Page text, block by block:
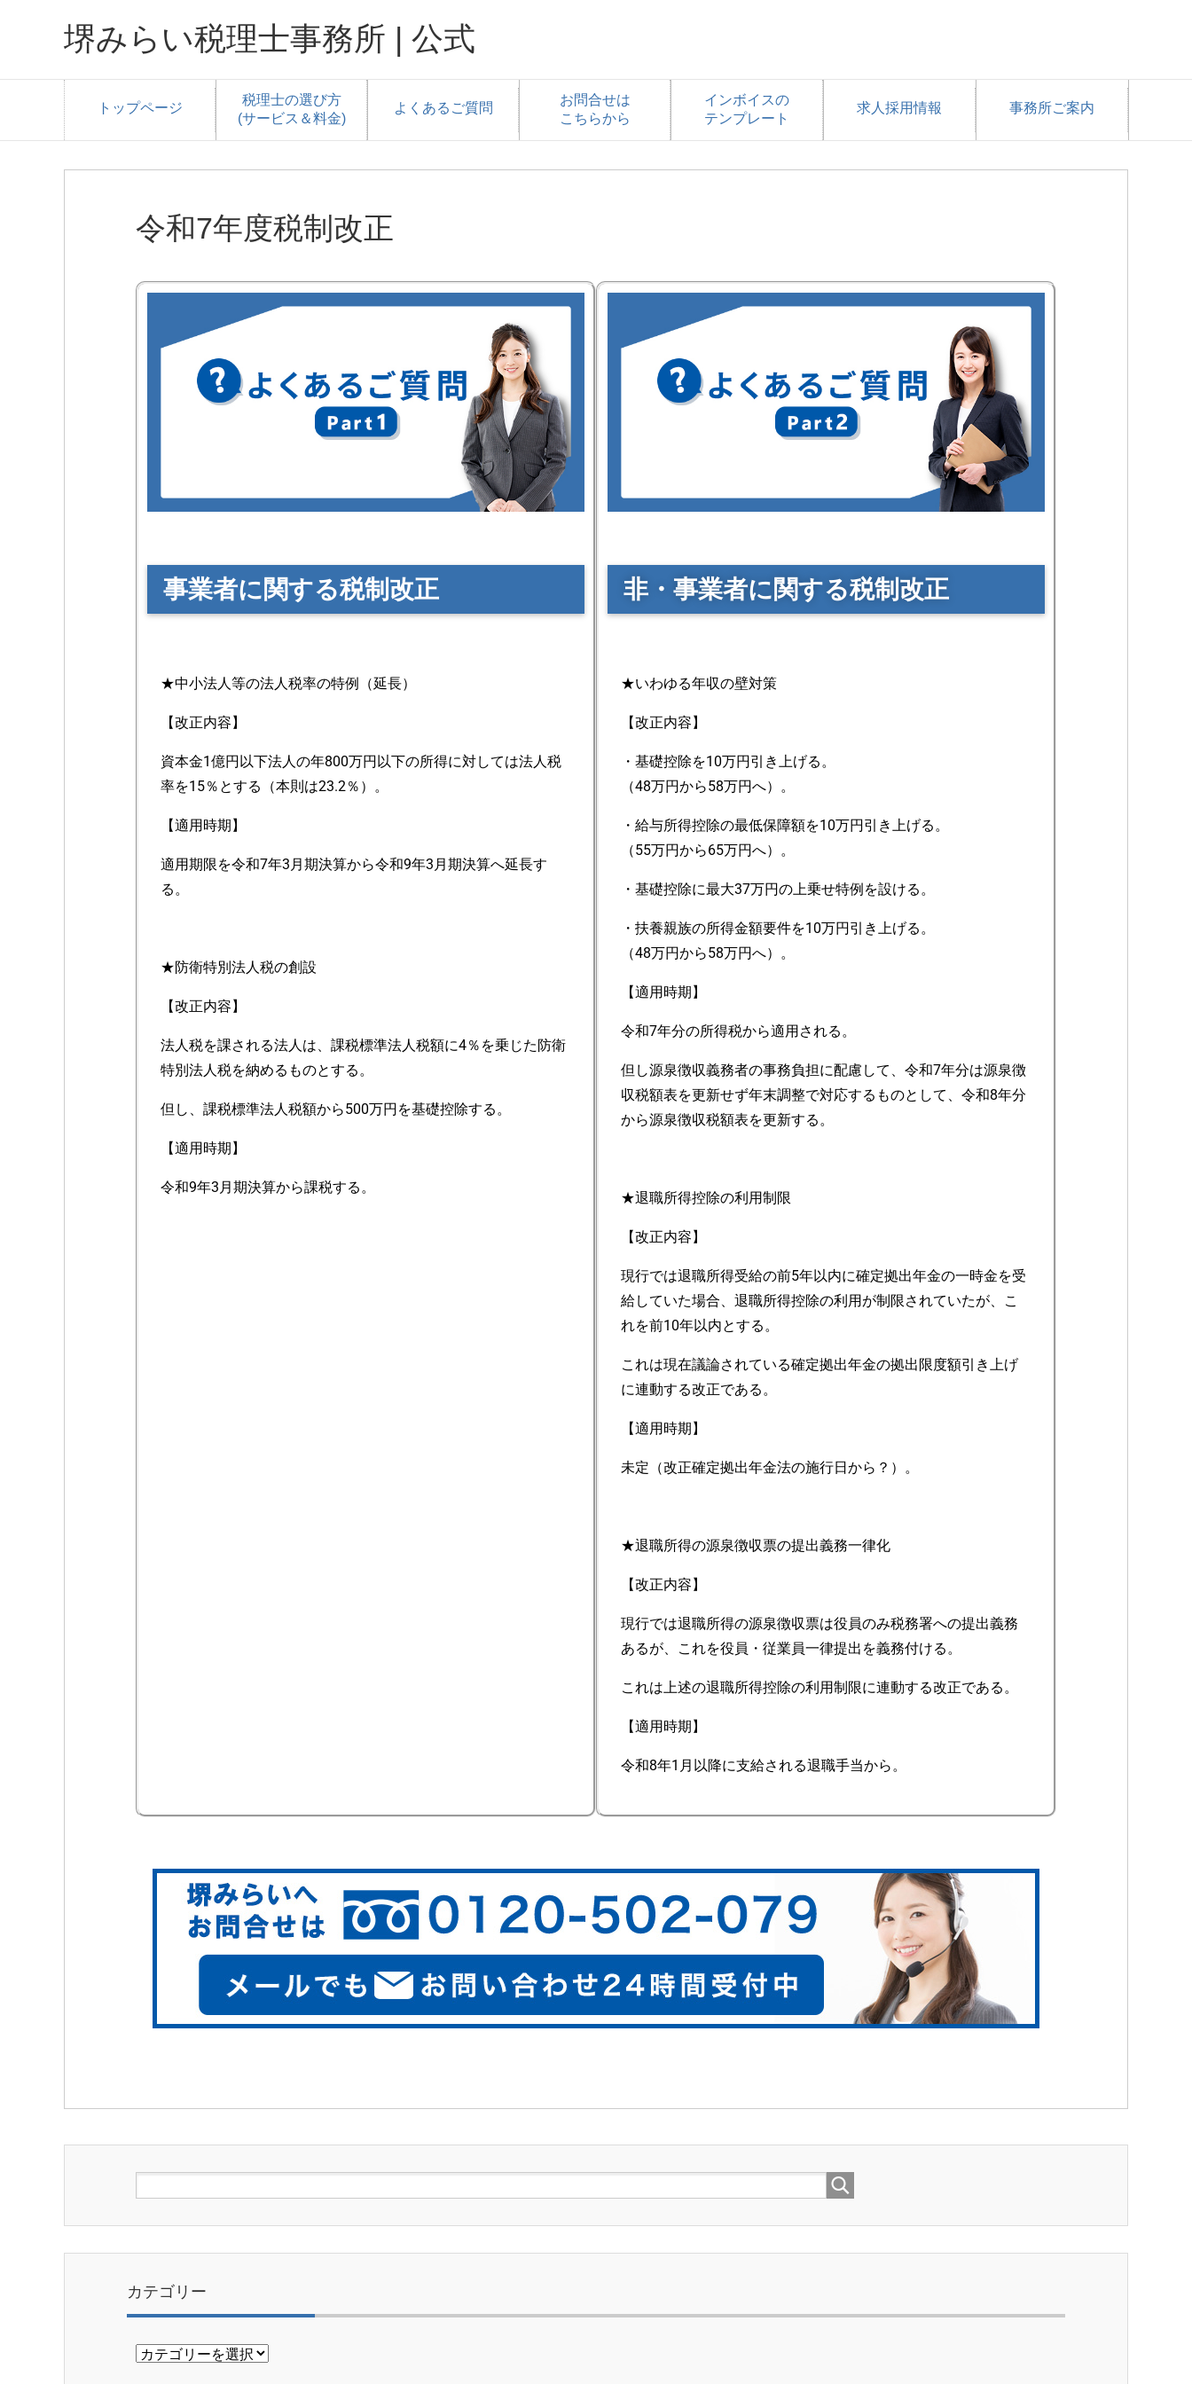
堺みらい税理士事務所 | 公式
トップページ
税理士の選び方
(サービス＆料金)
よくあるご質問
お問合せは
こちらから
インボイスの
テンプレート
求人採用情報 事務所ご案内
令和7年度税制改正
事業者に関する税制改正
★中小法人等の法人税率の特例（延長）
【改正内容】
資本金1億円以下法人の年800万円以下の所得に対しては法人税
率を15％とする（本則は23.2％）。
【適用時期】
適用期限を令和7年3月期決算から令和9年3月期決算へ延長す
る。
★防衛特別法人税の創設
【改正内容】
法人税を課される法人は、課税標準法人税額に4％を乗じた防衛
特別法人税を納めるものとする。
但し、課税標準法人税額から500万円を基礎控除する。
【適用時期】
令和9年3月期決算から課税する。
非・事業者に関する税制改正
★いわゆる年収の壁対策
【改正内容】
・基礎控除を10万円引き上げる。
（48万円から58万円へ）。
・給与所得控除の最低保障額を10万円引き上げる。
（55万円から65万円へ）。
・基礎控除に最大37万円の上乗せ特例を設ける。
・扶養親族の所得金額要件を10万円引き上げる。
（48万円から58万円へ）。
【適用時期】
令和7年分の所得税から適用される。
但し源泉徴収義務者の事務負担に配慮して、令和7年分は源泉徴
収税額表を更新せず年末調整で対応するものとして、令和8年分
から源泉徴収税額表を更新する。
★退職所得控除の利用制限
【改正内容】
現行では退職所得受給の前5年以内に確定拠出年金の一時金を受
給していた場合、退職所得控除の利用が制限されていたが、こ
れを前10年以内とする。
これは現在議論されている確定拠出年金の拠出限度額引き上げ
に連動する改正である。
【適用時期】
未定（改正確定拠出年金法の施行日から？）。
★退職所得の源泉徴収票の提出義務一律化
【改正内容】
現行では退職所得の源泉徴収票は役員のみ税務署への提出義務
あるが、これを役員・従業員一律提出を義務付ける。
これは上述の退職所得控除の利用制限に連動する改正である。
【適用時期】
令和8年1月以降に支給される退職手当から。
カテゴリー